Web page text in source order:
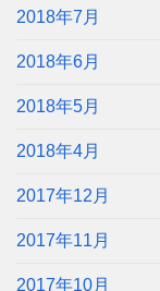
2018年7月
2018年6月
2018年5月
2018年4月
2017年12月
2017年11月
2017年10月